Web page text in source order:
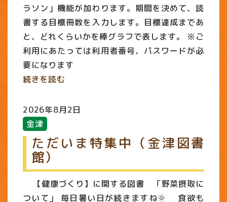
ラソン」機能が加わります。期間を決めて、読
書する目標冊数を入力します。目標達成まであ
と、どれくらいかを棒グラフで表します。 ※ご
利用にあたっては利用者番号、パスワードが必
要になります
続きを読む
2026年8月2日
金津
ただいま特集中（金津図書
館）
【健康づくり】に関する図書 「野菜摂取に
ついて」 毎日暑い日が続きますね🌞 食欲も